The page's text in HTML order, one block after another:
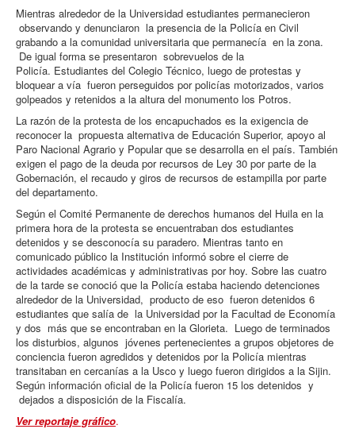
Mientras alrededor de la Universidad estudiantes permanecieron
observando y denunciaron la presencia de la Policía en Civil
grabando a la comunidad universitaria que permanecía en la zona.
De igual forma se presentaron sobrevuelos de la
Policía. Estudiantes del Colegio Técnico, luego de protestas y
bloquear a vía fueron perseguidos por policías motorizados, varios
golpeados y retenidos a la altura del monumento los Potros.
La razón de la protesta de los encapuchados es la exigencia de
reconocer la propuesta alternativa de Educación Superior, apoyo al
Paro Nacional Agrario y Popular que se desarrolla en el país. También
exigen el pago de la deuda por recursos de Ley 30 por parte de la
Gobernación, el recaudo y giros de recursos de estampilla por parte
del departamento.
Según el Comité Permanente de derechos humanos del Huila en la
primera hora de la protesta se encuentraban dos estudiantes
detenidos y se desconocía su paradero. Mientras tanto en
comunicado público la Institución informó sobre el cierre de
actividades académicas y administrativas por hoy. Sobre las cuatro
de la tarde se conoció que la Policía estaba haciendo detenciones
alrededor de la Universidad, producto de eso fueron detenidos 6
estudiantes que salía de la Universidad por la Facultad de Economía
y dos más que se encontraban en la Glorieta. Luego de terminados
los disturbios, algunos jóvenes pertenecientes a grupos objetores de
conciencia fueron agredidos y detenidos por la Policía mientras
transitaban en cercanías a la Usco y luego fueron dirigidos a la Sijin.
Según información oficial de la Policía fueron 15 los detenidos y
dejados a disposición de la Fiscalía.
Ver reportaje gráfico.